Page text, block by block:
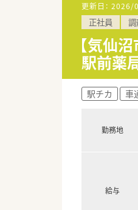
■
■
更新日： 2026/
正社員
【気仙
駅前薬
駅チカ 車
勤務地
給与